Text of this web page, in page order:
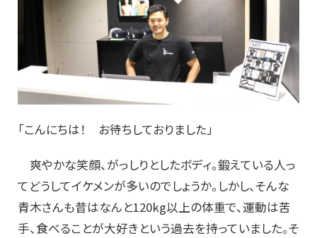
「こんにちは！ お待ちしておりました」
爽やかな笑顔、がっしりとしたボディ。鍛えている人っ
てどうしてイケメンが多いのでしょうか。しかし、そんな
青木さんも昔はなんと120kg以上の体重で、運動は苦
手、食べることが大好きという過去を持っていました。そ